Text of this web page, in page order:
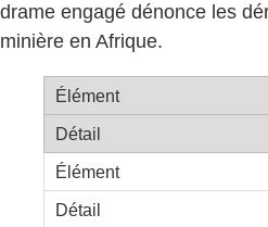
drame engagé dénonce les
minière en Afrique.